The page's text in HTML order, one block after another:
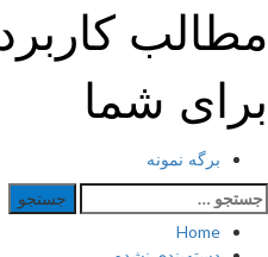
to
content
مطالب
برای شما
Primary
Menu
برگه نمونه
جستجو
برای:
Home